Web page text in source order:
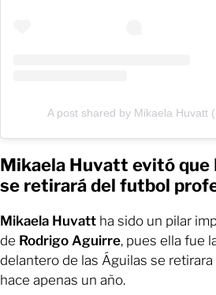
A post shared by Mikaela Huvatt
Mikaela Huvatt evitó que
se retirará del futbol
Mikaela Huvatt ha sido un pilar
de Rodrigo Aguirre, pues ella fue
delantero de las Águilas se
hace apenas un año.